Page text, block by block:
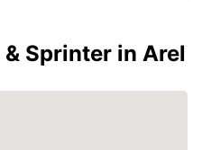
Sprinter in Arel